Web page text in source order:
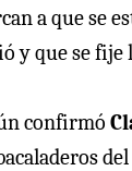
a que se
y que se fije
confirmó